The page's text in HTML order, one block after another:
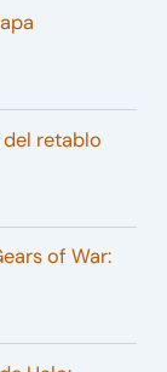
del retablo
of War: